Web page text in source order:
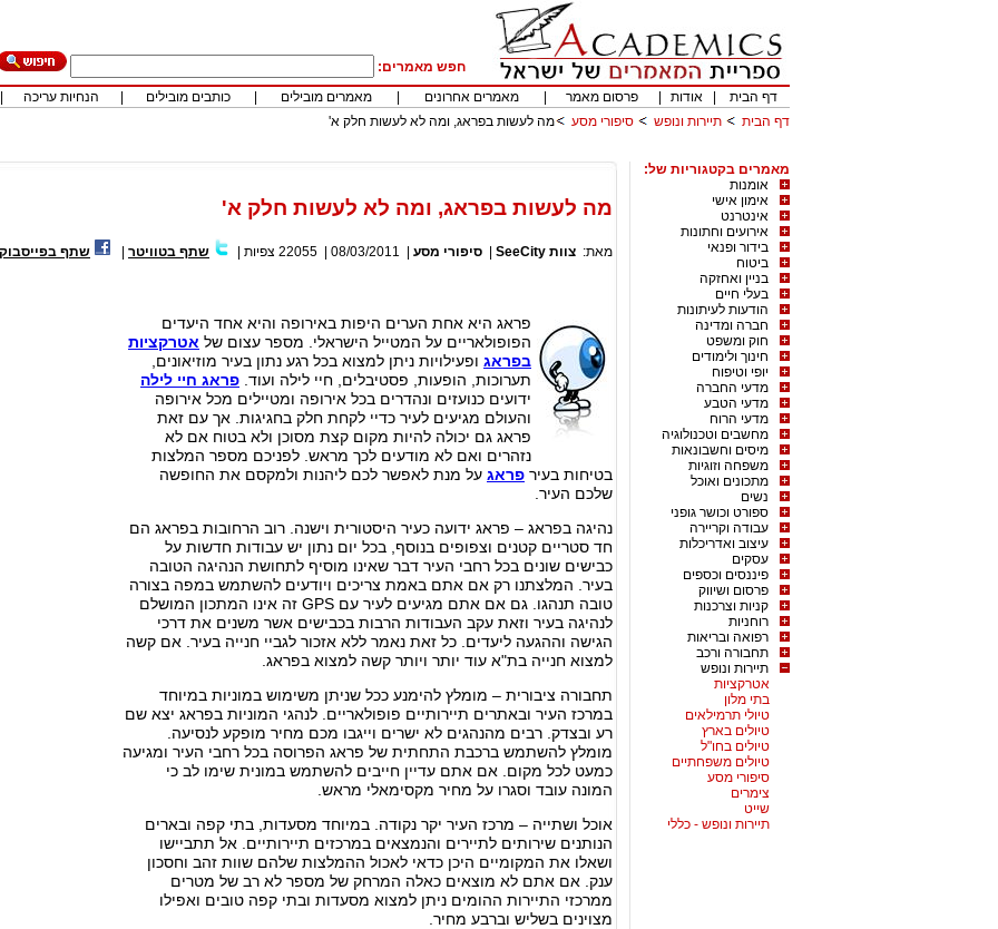
חפש מאמרים:
דף הבית
אודות פרסום מאמר מאמרים אחרונים מאמרים מובילים כותבים מובילים הנחיות עריכה
דף הבית
תיירות ונופש סיפורי מסע מה לעשות בפראג, ומה לא לעשות חלק א'
מאמרים בקטגוריות של:
אומנות
אימון אישי
אינטרנט
אירועים וחתונות
בידור ופנאי
ביטוח
בניין ואחזקה
בעלי חיים
הודעות לעיתונות
חברה ומדינה
חוק ומשפט
חינוך ולימודים
יופי וטיפוח
מדעי החברה
מדעי הטבע
מדעי הרוח
מחשבים וטכנולוגיה
מיסים וחשבונאות
משפחה וזוגיות
מתכונים ואוכל
נשים
ספורט וכושר גופני
עבודה וקריירה
עיצוב ואדריכלות
עסקים
פיננסים וכספים
פרסום ושיווק
קניות וצרכנות
רוחניות
רפואה ובריאות
תחבורה ורכב
תיירות ונופש
אטרקציות
בתי מלון
טיולי תרמילאים
טיולים בארץ
טיולים בחו"ל
טיולים משפחתיים
סיפורי מסע
צימרים
שייט
תיירות ונופש - כללי
מה לעשות בפראג, ומה לא לעשות חלק א'
מאת: צוות SeeCity סיפורי מסע 08/03/2011
22055 צפיות שתף בטוויטר שתף בפייסבוק
פראג היא אחת הערים היפות באירופה והיא אחד היעדים
הפופולאריים על המטייל הישראלי. מספר עצום של אטרקציות
בפראג ופעילויות ניתן למצוא בכל רגע נתון בעיר מוזיאונים,
תערוכות, הופעות, פסטיבלים, חיי לילה ועוד. פראג חיי לילה
ידועים כנועזים ונהדרים בכל אירופה ומטיילים מכל אירופה
והעולם מגיעים לעיר כדיי לקחת חלק בחגיגות. אך עם זאת
פראג גם יכולה להיות מקום קצת מסוכן ולא בטוח אם לא
נזהרים ואם לא מודעים לכך מראש. לפניכם מספר המלצות
בטיחות בעיר פראג על מנת לאפשר לכם ליהנות ולמקסם את החופשה
שלכם העיר.
נהיגה בפראג – פראג ידועה כעיר היסטורית וישנה. רוב הרחובות בפראג הם
חד סטריים קטנים וצפופים בנוסף, בכל יום נתון יש עבודות חדשות על
כבישים שונים בכל רחבי העיר דבר שאינו מוסיף לתחושת הנהיגה הטובה
בעיר. המלצתנו רק אם אתם באמת צריכים ויודעים להשתמש במפה בצורה
טובה תנהגו. גם אם אתם מגיעים לעיר עם GPS זה אינו המתכון המושלם
לנהיגה בעיר וזאת עקב העבודות הרבות בכבישים אשר משנים את דרכי
הגישה וההגעה ליעדים. כל זאת נאמר ללא אזכור לגביי חנייה בעיר. אם קשה
למצוא חנייה בת"א עוד יותר ויותר קשה למצוא בפראג.
תחבורה ציבורית – מומלץ להימנע ככל שניתן משימוש במוניות במיוחד
במרכז העיר ובאתרים תיירותיים פופולאריים. לנהגי המוניות בפראג יצא שם
רע ובצדק. רבים מהנהגים לא ישרים וייגבו מכם מחיר מופקע לנסיעה.
מומלץ להשתמש ברכבת התחתית של פראג הפרוסה בכל רחבי העיר ומגיעה
כמעט לכל מקום. אם אתם עדיין חייבים להשתמש במונית שימו לב כי
המונה עובד וסגרו על מחיר מקסימאלי מראש.
אוכל ושתייה – מרכז העיר יקר נקודה. במיוחד מסעדות, בתי קפה ובארים
הנותנים שירותים לתיירים והנמצאים במרכזים תיירותיים. אל תתביישו
ושאלו את המקומיים היכן כדאי לאכול ההמלצות שלהם שוות זהב וחסכון
ענק. אם אתם לא מוצאים כאלה המרחק של מספר לא רב של מטרים
ממרכזי התיירות ההומים ניתן למצוא מסעדות ובתי קפה טובים ואפילו
מצוינים בשליש וברבע מחיר.